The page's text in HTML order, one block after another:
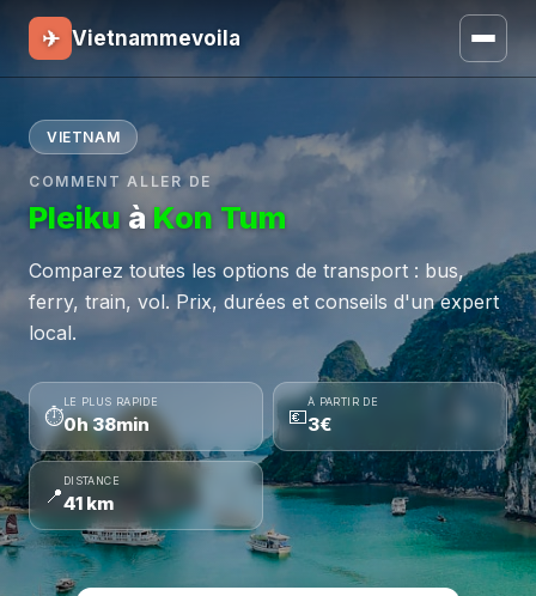
✈ Vietnammevoila
VIETNAM
COMMENT ALLER DE
PleikuàKon Tum
Comparez toutes les options de transport : bus,
ferry, train, vol. Prix, durées et conseils d'un expert
local.
⏱
LE PLUS RAPIDE
0h 38min 💶
À PARTIR DE
3€
📍
DISTANCE
41 km